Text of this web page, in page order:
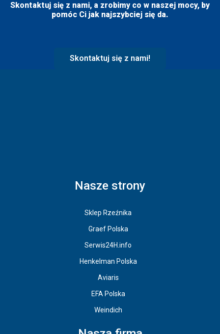
Skontaktuj się z nami, a zrobimy co w naszej mocy, by
pomóc Ci jak najszybciej się da.
Skontaktuj się z nami!
Nasze strony
Sklep Rzeźnika
Graef Polska
Serwis24H.info
Henkelman Polska
Aviaris
EFA Polska
Weindich